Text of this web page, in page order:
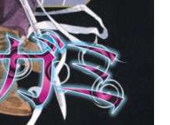
加工！特別仕様カバー付
推しの子】』16巻★推し
ージ★キャラクター＆デ
ンシール※コミックス16
容は通常版と同一です。
輝くオリジナルステージ
よう!!大好きなコミックス